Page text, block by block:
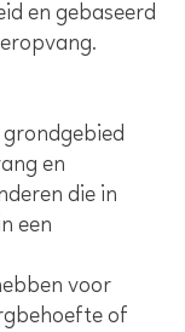
en gebaseerd
en
die in
een
voor
of